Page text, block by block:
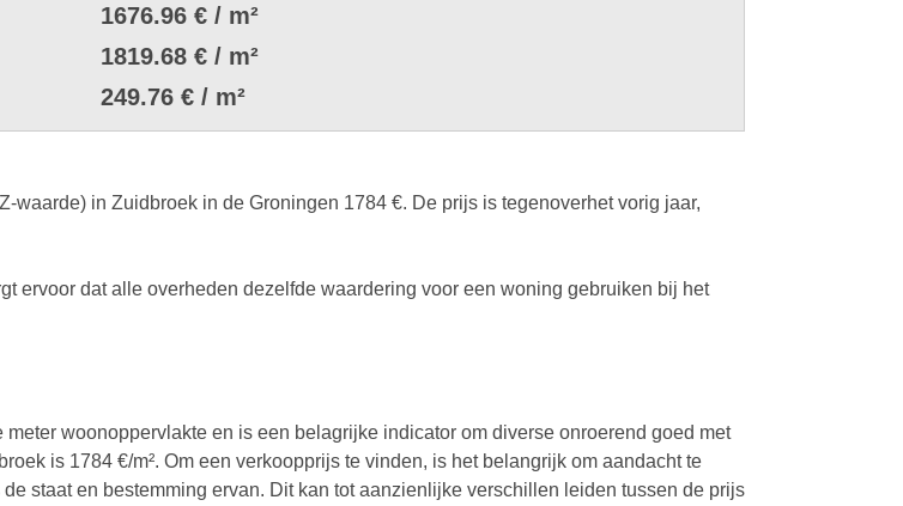
1676.96 € / m²
1819.68 € / m²
249.76 € / m²
in Zuidbroek in de Groningen 1784 €. De prijs is tegenoverhet vorig jaar,
ervoor dat alle overheden dezelfde waardering voor een woning gebruiken bij het
woonoppervlakte en is een belagrijke indicator om diverse onroerend goed met
is 1784 €/m². Om een verkoopprijs te vinden, is het belangrijk om aandacht te
staat en bestemming ervan. Dit kan tot aanzienlijke verschillen leiden tussen de prijs